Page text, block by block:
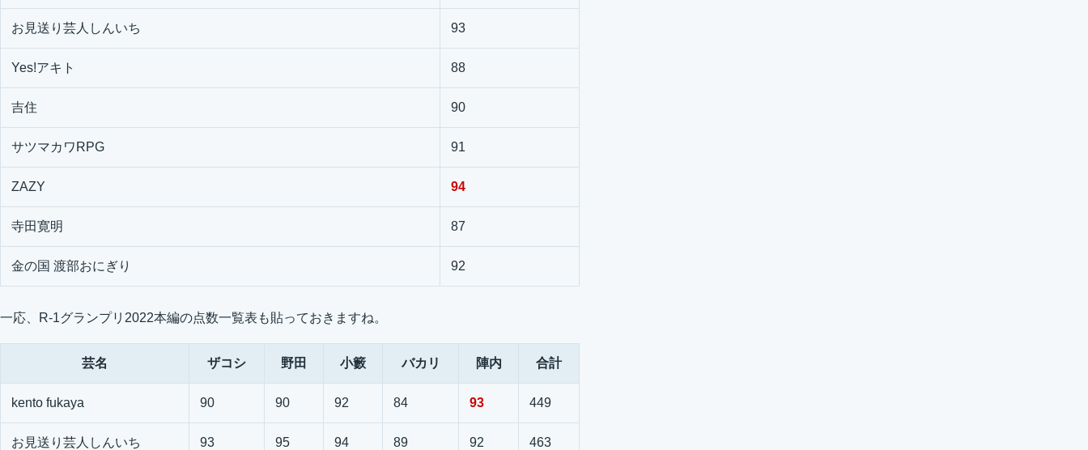
お見送り芸人しんいち 93
Yes!アキト 88
吉住 90
サツマカワRPG 91
ZAZY 94
寺田寛明 87
金の国 渡部おにぎり 92
一応、R-1グランプリ2022本編の点数一覧表も貼っておきますね。
芸名 ザコシ 野田 小籔 バカリ 陣内 合計
kento fukaya 90 90 92 84 93 449
お見送り芸人しんいち 93 95 94 89 92 463